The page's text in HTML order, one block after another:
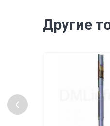
Другие